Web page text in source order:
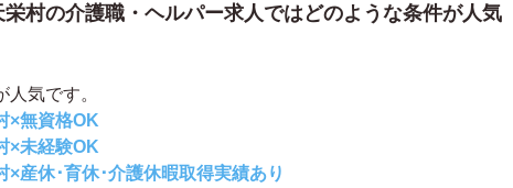
村の介護職・ヘルパー求人ではどのような条件が人気
人気です。
×無資格OK
×未経験OK
×産休･育休･介護休暇取得実績あり